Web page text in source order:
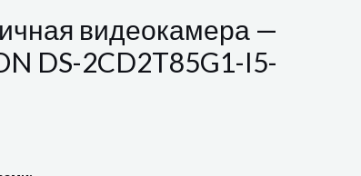
видеокамера —
DS-2CD2T85G1-I5-